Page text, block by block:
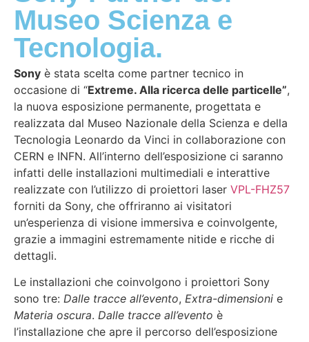
Museo Scienza e
Tecnologia.
Sony è stata scelta come partner tecnico in
occasione di “Extreme. Alla ricerca delle particelle”,
la nuova esposizione permanente, progettata e
realizzata dal Museo Nazionale della Scienza e della
Tecnologia Leonardo da Vinci in collaborazione con
CERN e INFN. All’interno dell’esposizione ci saranno
infatti delle installazioni multimediali e interattive
realizzate con l’utilizzo di proiettori laser VPL-FHZ57
forniti da Sony, che offriranno ai visitatori
un’esperienza di visione immersiva e coinvolgente,
grazie a immagini estremamente nitide e ricche di
dettagli.
Le installazioni che coinvolgono i proiettori Sony
sono tre: Dalle tracce all’evento, Extra-dimensioni e
Materia oscura. Dalle tracce all’evento è
l’installazione che apre il percorso dell’esposizione